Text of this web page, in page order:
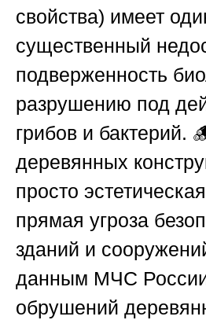
свойства) имеет
существенный
подверженность
разрушению под
грибов и бактерий.
деревянных
просто
прямая угроза
зданий и
данным МЧС
обрушений